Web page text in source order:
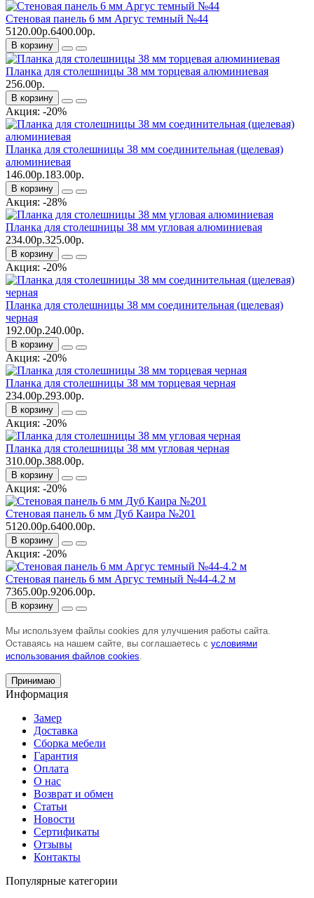
Стеновая панель 6 мм Аргус темный №44
5120.00р.6400.00р.
В корзину
Планка для столешницы 38 мм торцевая алюминиевая
256.00р.
В корзину
Акция: -20%
Планка для столешницы 38 мм соединительная (щелевая)
алюминиевая
146.00р.183.00р.
В корзину
Акция: -28%
Планка для столешницы 38 мм угловая алюминиевая
234.00р.325.00р.
В корзину
Акция: -20%
Планка для столешницы 38 мм соединительная (щелевая)
черная
192.00р.240.00р.
В корзину
Акция: -20%
Планка для столешницы 38 мм торцевая черная
234.00р.293.00р.
В корзину
Акция: -20%
Планка для столешницы 38 мм угловая черная
310.00р.388.00р.
В корзину
Акция: -20%
Стеновая панель 6 мм Дуб Каира №201
5120.00р.6400.00р.
В корзину
Акция: -20%
Стеновая панель 6 мм Аргус темный №44-4.2 м
7365.00р.9206.00р.
В корзину
Мы используем файлы cookies для улучшения работы сайта.
Оставаясь на нашем сайте, вы соглашаетесь с условиями
использования файлов cookies.
Принимаю
Информация
Замер
Доставка
Сборка мебели
Гарантия
Оплата
О нас
Возврат и обмен
Статьи
Новости
Сертификаты
Отзывы
Контакты
Популярные категории